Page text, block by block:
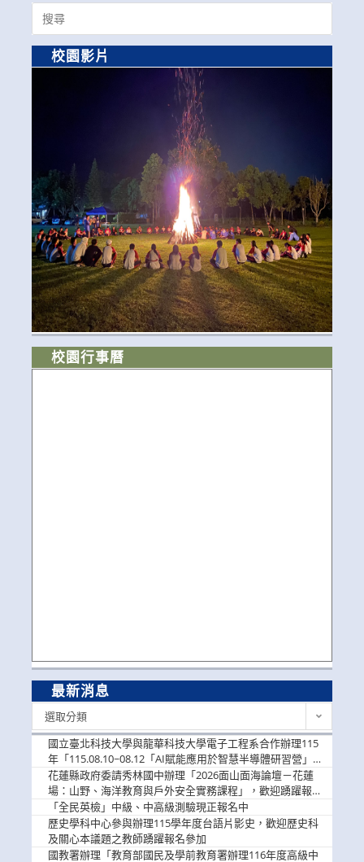
Search
for:
校園影片
校園行事曆
最新消息
選取分類
國立臺北科技大學與龍華科技大學電子工程系合作辦理115
年「115.08.10~08.12「AI賦能應用於智慧半導體研習營」，
歡迎學生踴躍報名參加
花蓮縣政府委請秀林國中辦理「2026面山面海論壇－花蓮
場：山野、海洋教育與戶外安全實務課程」，歡迎踴躍報名
參加
「全民英檢」中級、中高級測驗現正報名中
歷史學科中心參與辦理115學年度台語片影史，歡迎歷史科
及關心本議題之教師踴躍報名參加
國教署辦理「教育部國民及學前教育署辦理116年度高級中